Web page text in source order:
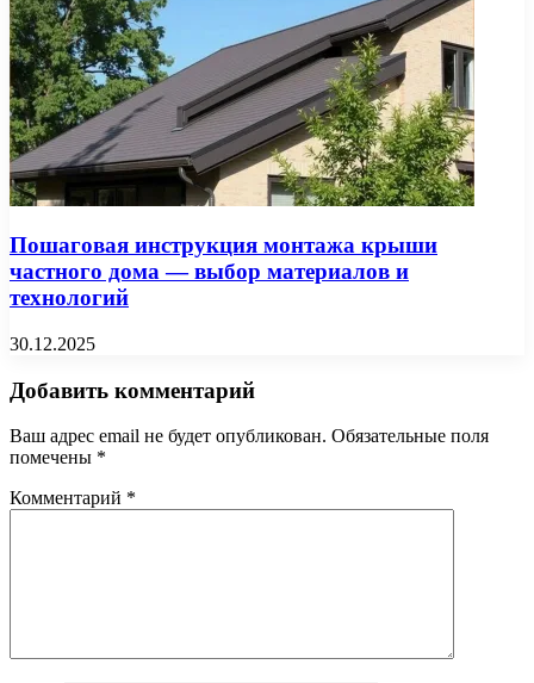
Пошаговая инструкция монтажа крыши
частного дома — выбор материалов и
технологий
30.12.2025
Добавить комментарий
Ваш адрес email не будет опубликован. Обязательные поля
помечены *
Комментарий *